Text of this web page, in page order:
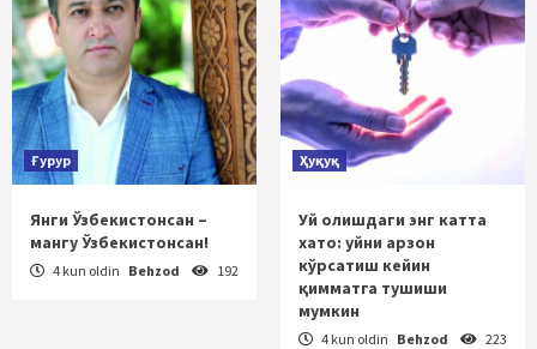
Ғурур
Янги Ўзбекистонсан –
мангу Ўзбекистонсан!
4 kun oldin Behzod 192
Ҳуқуқ
Уй олишдаги энг катта
хато: уйни арзон
кўрсатиш кейин
қимматга тушиши
мумкин
4 kun oldin Behzod 223